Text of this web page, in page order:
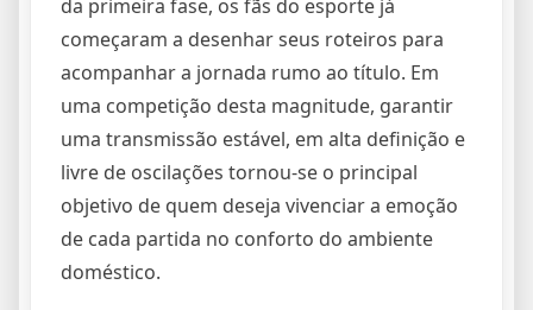
da primeira fase, os fãs do esporte já
começaram a desenhar seus roteiros para
acompanhar a jornada rumo ao título. Em
uma competição desta magnitude, garantir
uma transmissão estável, em alta definição e
livre de oscilações tornou-se o principal
objetivo de quem deseja vivenciar a emoção
de cada partida no conforto do ambiente
doméstico.